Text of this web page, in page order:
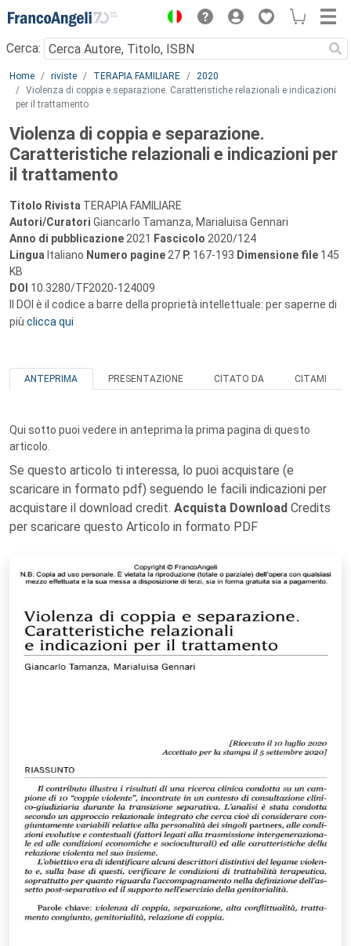
Menu
Cerca:
Main content
Home riviste TERAPIA FAMILIARE
2020
Violenza di coppia e separazione. Caratteristiche relazionali e indicazioni
per il trattamento
Violenza di coppia e separazione.
Caratteristiche relazionali e indicazioni per
il trattamento
Titolo Rivista TERAPIA FAMILIARE
Autori/Curatori Giancarlo Tamanza, Marialuisa Gennari
Anno di pubblicazione 2021 Fascicolo 2020/124
Lingua Italiano Numero pagine 27 P. 167-193 Dimensione file 145
KB
DOI 10.3280/TF2020-124009
Il DOI è il codice a barre della proprietà intellettuale: per saperne di
più clicca qui
ANTEPRIMA PRESENTAZIONE CITATO DA CITAMI
Qui sotto puoi vedere in anteprima la prima pagina di questo
articolo.
Se questo articolo ti interessa, lo puoi acquistare (e
scaricare in formato pdf) seguendo le facili indicazioni per
acquistare il download credit. Acquista Download Credits
per scaricare questo Articolo in formato PDF